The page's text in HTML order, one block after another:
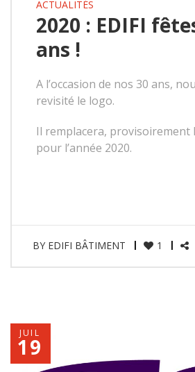
ACTUALITÉS
2020 : EDIFI
ans !
A l’occasion de nos 30 ans,
revisité le logo.
Il remplacera, provisoirement
pour l’année 2020.
BY EDIFI BÂTIMENT 1
JUIL
19